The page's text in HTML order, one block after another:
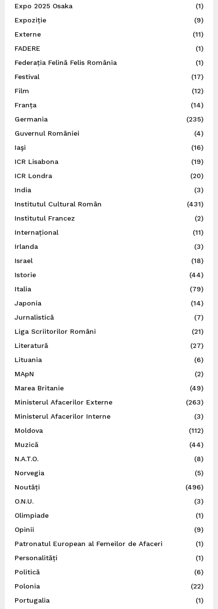
Expo 2025 Osaka
(1)
Expoziție
(9)
Externe
(11)
FADERE
(1)
Federația Felină Felis România
(1)
Festival
(17)
Film
(12)
Franța
(14)
Germania
(235)
Guvernul României
(4)
Iaşi
(16)
ICR Lisabona
(19)
ICR Londra
(20)
India
(3)
Institutul Cultural Român
(431)
Institutul Francez
(2)
Internațional
(11)
Irlanda
(3)
Israel
(18)
Istorie
(44)
Italia
(79)
Japonia
(14)
Jurnalistică
(7)
Liga Scriitorilor Români
(21)
Literatură
(27)
Lituania
(6)
MApN
(2)
Marea Britanie
(49)
Ministerul Afacerilor Externe
(263)
Ministerul Afacerilor Interne
(3)
Moldova
(112)
Muzică
(44)
N.A.T.O.
(8)
Norvegia
(5)
Noutăți
(496)
O.N.U.
(3)
Olimpiade
(1)
Opinii
(9)
Patronatul European al Femeilor de Afaceri
(1)
Personalități
(1)
Politică
(6)
Polonia
(22)
Portugalia
(1)